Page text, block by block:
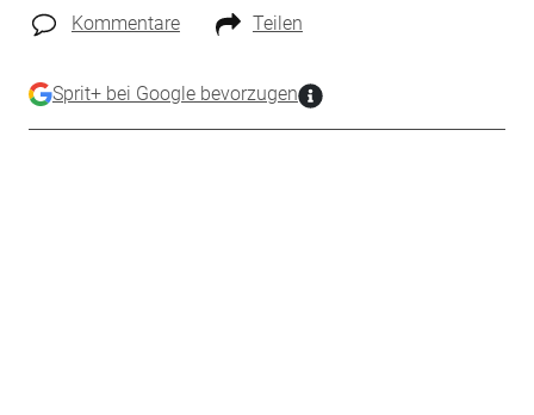
Kommentare Teilen
Sprit+ bei Google bevorzugen